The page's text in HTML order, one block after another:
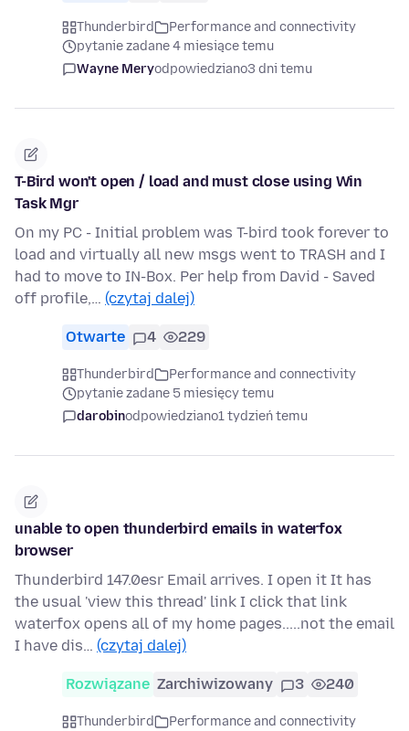
Thunderbird
Performance and connectivity
pytanie zadane 4 miesiące temu
Wayne Meryodpowiedziano3 dni temu
T-Bird won't open / load and must close using Win
Task Mgr
On my PC - Initial problem was T-bird took forever to
load and virtually all new msgs went to TRASH and I
had to move to IN-Box. Per help from David - Saved
off profile,… (czytaj dalej)
Otwarte 4 229
Thunderbird
Performance and connectivity
pytanie zadane 5 miesięcy temu
darobinodpowiedziano1 tydzień temu
unable to open thunderbird emails in waterfox
browser
Thunderbird 147.0esr Email arrives. I open it It has
the usual 'view this thread' link I click that link
waterfox opens all of my home pages.....not the email
I have dis… (czytaj dalej)
Rozwiązane Zarchiwizowany 3 240
Thunderbird
Performance and connectivity